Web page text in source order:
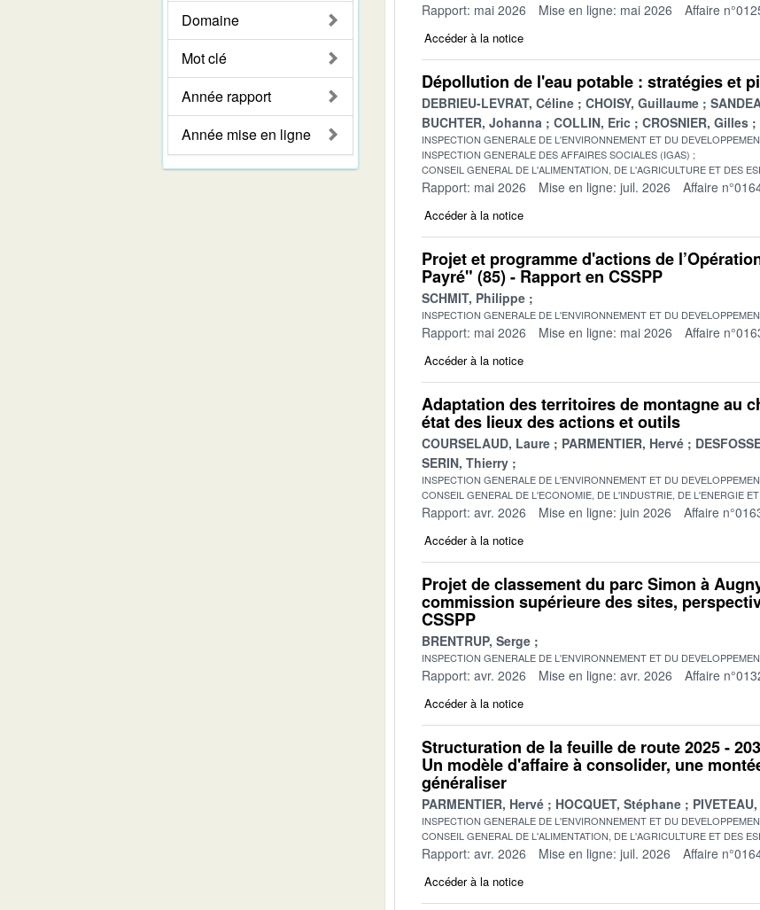
Domaine
Mot clé
Année rapport
Année mise en ligne
Rapport: mai 2026 Mise en ligne: mai 2026 Affaire
Accéder à la notice
Dépollution de l'eau potable : stratégies et
DEBRIEU-LEVRAT, Céline CHOISY, Guillaume
BUCHTER, Johanna
COLLIN, Eric CROSNIER, Gilles
INSPECTION GENERALE DE L'ENVIRONNEMENT ET DU
INSPECTION GENERALE DES AFFAIRES SOCIALES (IGAS)
CONSEIL GENERAL DE L'ALIMENTATION, DE L'AGRICULTURE ET DES
Rapport: mai 2026 Mise en ligne: juil. 2026 Affaire
Accéder à la notice
Projet et programme d'actions de
Payré" (85) - Rapport en CSSPP
SCHMIT, Philippe
INSPECTION GENERALE DE L'ENVIRONNEMENT ET DU
Rapport: mai 2026 Mise en ligne: mai 2026 Affaire
Accéder à la notice
Adaptation des territoires de montagne au
état des lieux des actions et outils
COURSELAUD, Laure PARMENTIER, Hervé
SERIN, Thierry
INSPECTION GENERALE DE L'ENVIRONNEMENT ET DU
CONSEIL GENERAL DE L'ECONOMIE, DE L'INDUSTRIE, DE L'ENERGIE
Rapport: avr. 2026 Mise en ligne: juin 2026 Affaire
Accéder à la notice
Projet de classement du parc Simon à
commission supérieure des sites,
CSSPP
BRENTRUP, Serge
INSPECTION GENERALE DE L'ENVIRONNEMENT ET DU
Rapport: avr. 2026 Mise en ligne: avr. 2026 Affaire
Accéder à la notice
Structuration de la feuille de route 2025 -
Un modèle d'affaire à consolider, une
généraliser
PARMENTIER, Hervé HOCQUET, Stéphane
INSPECTION GENERALE DE L'ENVIRONNEMENT ET DU
CONSEIL GENERAL DE L'ALIMENTATION, DE L'AGRICULTURE ET DES
Rapport: avr. 2026 Mise en ligne: juil. 2026 Affaire
Accéder à la notice